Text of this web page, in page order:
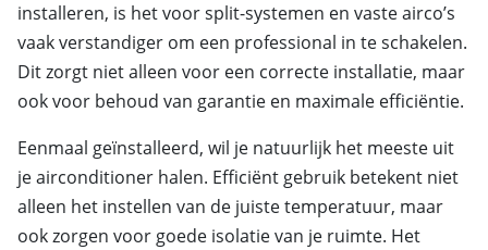
installeren, is het voor split-systemen en vaste airco’s
vaak verstandiger om een professional in te schakelen.
Dit zorgt niet alleen voor een correcte installatie, maar
ook voor behoud van garantie en maximale efficiëntie.
Eenmaal geïnstalleerd, wil je natuurlijk het meeste uit
je airconditioner halen. Efficiënt gebruik betekent niet
alleen het instellen van de juiste temperatuur, maar
ook zorgen voor goede isolatie van je ruimte. Het